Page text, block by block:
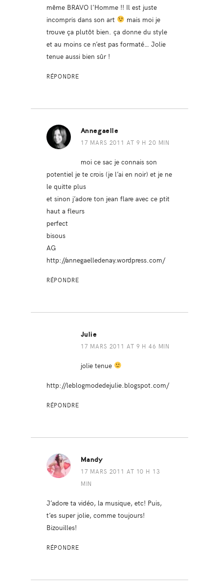
même BRAVO l’Homme !! Il est juste
incompris dans son art
mais moi je
trouve ça plutôt bien. ça donne du style
et au moins ce n’est pas formaté… Jolie
tenue aussi bien sûr !
RÉPONDRE
Annegaelle
17 MARS 2011 AT 9 H 20 MIN
moi ce sac je connais son
potentiel je te crois (je l’ai en noir) et je ne
le quitte plus
et sinon j’adore ton jean flare avec ce ptit
haut a fleurs
perfect
bisous
AG
http://annegaelledenay.wordpress.com/
RÉPONDRE
Julie
17 MARS 2011 AT 9 H 46 MIN
jolie tenue
http://leblogmodedejulie.blogspot.com/
RÉPONDRE
Mandy
17 MARS 2011 AT 10 H 13
MIN
J’adore ta vidéo, la musique, etc! Puis,
t’es super jolie, comme toujours!
Bizouilles!
RÉPONDRE